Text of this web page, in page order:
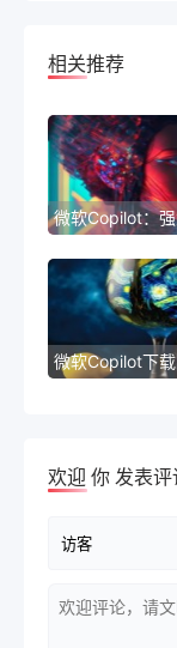
相关推荐
欢迎 你 发表评